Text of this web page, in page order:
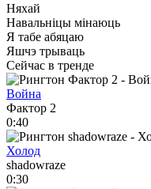
Няхай
Навальніцы мінаюць
Я табе абяцаю
Яшчэ трываць
Сейчас в тренде
Война
Фактор 2
0:40
Холод
shadowraze
0:30